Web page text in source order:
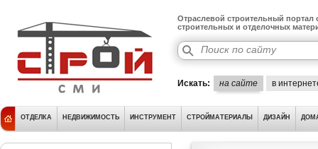
Отраслевой строительный портал
строительных и отделочных
Искать: на сайте в
ОТДЕЛКА НЕДВИЖИМОСТЬ ИНСТРУМЕНТ СТРОЙМАТЕРИАЛЫ ДИЗАЙН